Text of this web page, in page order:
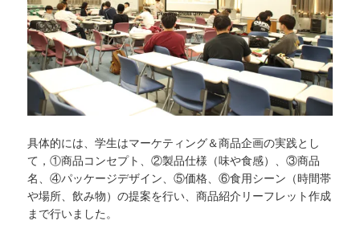
具体的には、学生はマーケティング＆商品企画の実践とし
て，①商品コンセプト、②製品仕様（味や食感）、③商品
名、④パッケージデザイン、⑤価格、⑥食用シーン（時間帯
や場所、飲み物）の提案を行い、商品紹介リーフレット作成
まで行いました。